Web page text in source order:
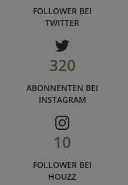
FOLLOWER BEI
TWITTER
320
ABONNENTEN BEI
INSTAGRAM
10
FOLLOWER BEI
HOUZZ